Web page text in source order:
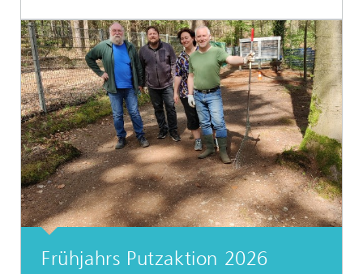
Frühjahrs Putzaktion 2026